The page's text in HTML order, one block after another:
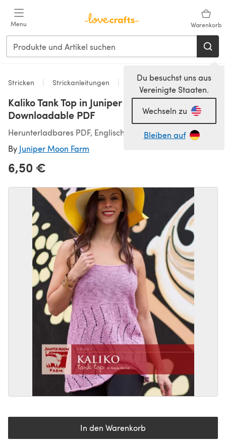
Menu Warenkorb
Du besuchst uns aus
Vereinigte Staaten.
Wechseln zu
Bleiben auf
Stricken Strickanleitungen Oberteile
Kaliko Tank Top in Juniper Moon Farm Zooey -
Downloadable PDF
Herunterladbares PDF, Englisch
By Juniper Moon Farm
6,50 €
In den Warenkorb